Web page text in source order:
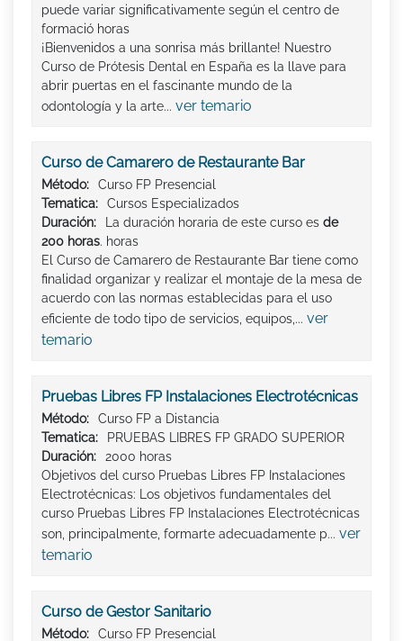
puede variar significativamente según el centro de
formació horas
¡Bienvenidos a una sonrisa más brillante! Nuestro
Curso de Prótesis Dental en España es la llave para
abrir puertas en el fascinante mundo de la
odontología y la arte... ver temario
Curso de Camarero de Restaurante Bar
Método:
Curso FP Presencial
Tematica:
Cursos Especializados
Duración:
La duración horaria de este curso es de
200 horas. horas
El Curso de Camarero de Restaurante Bar tiene como
finalidad organizar y realizar el montaje de la mesa de
acuerdo con las normas establecidas para el uso
eficiente de todo tipo de servicios, equipos,... ver
temario
Pruebas Libres FP Instalaciones Electrotécnicas
Método:
Curso FP a Distancia
Tematica:
PRUEBAS LIBRES FP GRADO SUPERIOR
Duración:
2000 horas
Objetivos del curso Pruebas Libres FP Instalaciones
Electrotécnicas: Los objetivos fundamentales del
curso Pruebas Libres FP Instalaciones Electrotécnicas
son, principalmente, formarte adecuadamente p... ver
temario
Curso de Gestor Sanitario
Método: Curso FP Presencial